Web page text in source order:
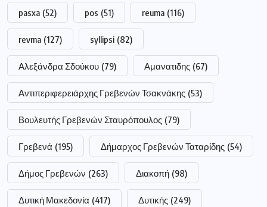
pasxa (52) pos (51) reuma (116)
revma (127) syllipsi (82)
Αλεξάνδρα Σδούκου (79) Αμανατιδης (67)
Αντιπεριφερειάρχης Γρεβενών Τσακνάκης (53)
Βουλευτής Γρεβενών Σταυρόπουλος (79)
Γρεβενά (195) Δήμαρχος Γρεβενών Ταταρίδης (54)
Δήμος Γρεβενών (263) Διακοπή (98)
Δυτική Μακεδονία (417) Δυτικής (249)